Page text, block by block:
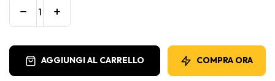
AGGIUNGI AL CARRELLO COMPRA ORA